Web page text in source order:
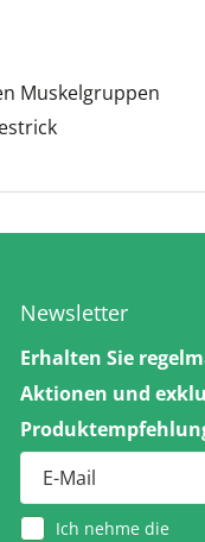
Muskelgruppen
Newsletter
Erhalten Sie
Aktionen und
Ich nehme die